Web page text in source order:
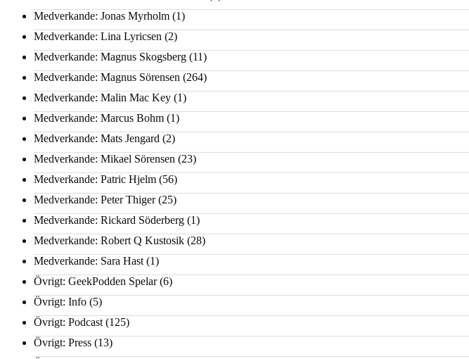
Medverkande: Jonas Myrholm (1)
Medverkande: Lina Lyricsen (2)
Medverkande: Magnus Skogsberg (11)
Medverkande: Magnus Sörensen (264)
Medverkande: Malin Mac Key (1)
Medverkande: Marcus Bohm (1)
Medverkande: Mats Jengard (2)
Medverkande: Mikael Sörensen (23)
Medverkande: Patric Hjelm (56)
Medverkande: Peter Thiger(25)
Medverkande: Rickard Söderberg (1)
Medverkande: Robert Q Kustosik (28)
Medverkande: Sara Hast (1)
Övrigt: GeekPodden Spelar(6)
Övrigt: Info (5)
Övrigt: Podcast (125)
Övrigt: Press (13)